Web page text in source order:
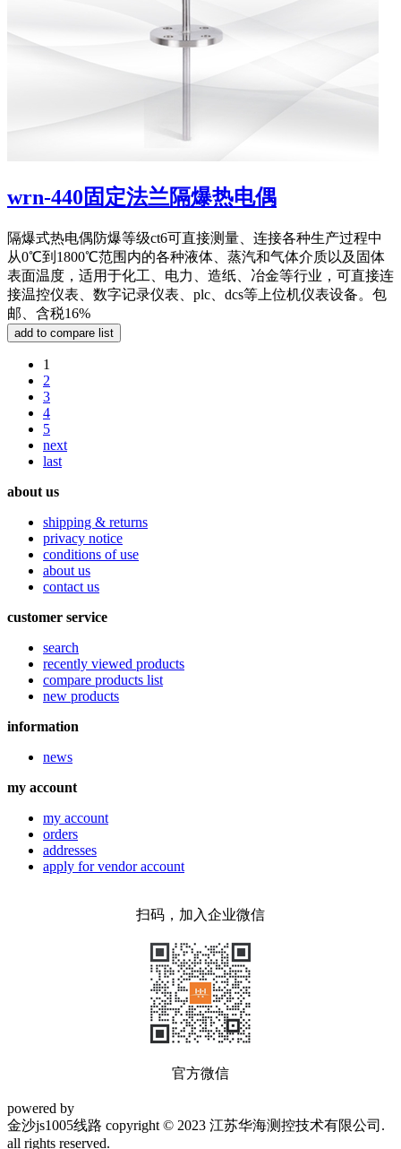
wrn-440固定法兰隔爆热电偶
隔爆式热电偶防爆等级ct6可直接测量、连接各种生产过程中
从0℃到1800℃范围内的各种液体、蒸汽和气体介质以及固体
表面温度，适用于化工、电力、造纸、冶金等行业，可直接连
接温控仪表、数字记录仪表、plc、dcs等上位机仪表设备。包
邮、含税16%
1
2
3
4
5
next
last
about us
shipping & returns
privacy notice
conditions of use
about us
contact us
customer service
search
recently viewed products
compare products list
new products
information
news
my account
my account
orders
addresses
apply for vendor account
扫码，加入企业微信
官方微信
powered by
金沙js1005线路 copyright © 2023 江苏华海测控技术有限公司.
all rights reserved.